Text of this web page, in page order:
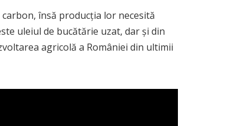
însă producția lor necesită
uleiul de bucătărie uzat, dar și din
agricolă a României din ultimii